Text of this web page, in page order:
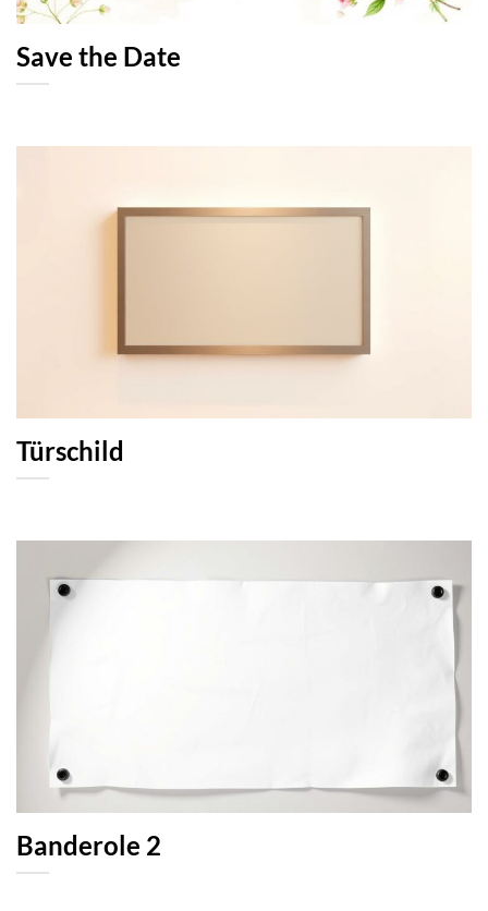
Save the Date
Türschild
Banderole 2